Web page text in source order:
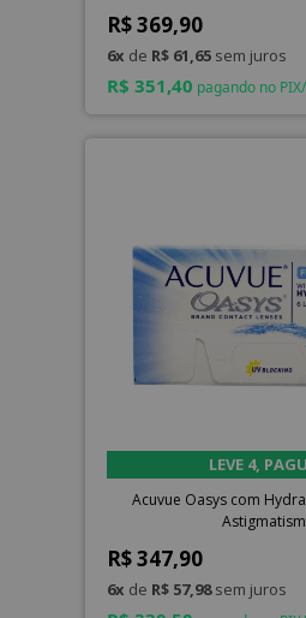
R$ 369,90
6x de R$ 61,65sem juros
R$ 351,40 pagando no
LEVE 4,
Acuvue Oasys com
R$ 347,90
6x de R$ 57,98sem juros